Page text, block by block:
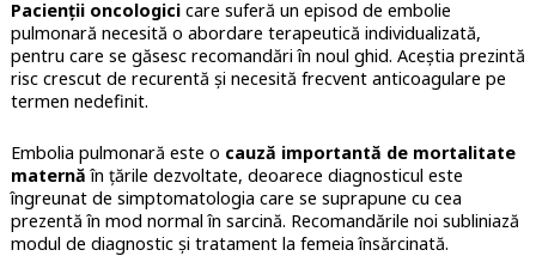
Pacienții oncologicicare suferă un episod de embolie
pulmonară necesită o abordare terapeutică individualizată,
pentru care se găsesc recomandări în noul ghid. Aceștia prezintă
risc crescut de recurentă și necesită frecvent anticoagulare pe
termen nedefinit.
Embolia pulmonară este o cauză importantă de mortalitate
maternă în țările dezvoltate, deoarece diagnosticul este
îngreunat de simptomatologia care se suprapune cu cea
prezentă în mod normal în sarcină. Recomandările noi subliniază
modul de diagnostic și tratament la femeia însărcinată.